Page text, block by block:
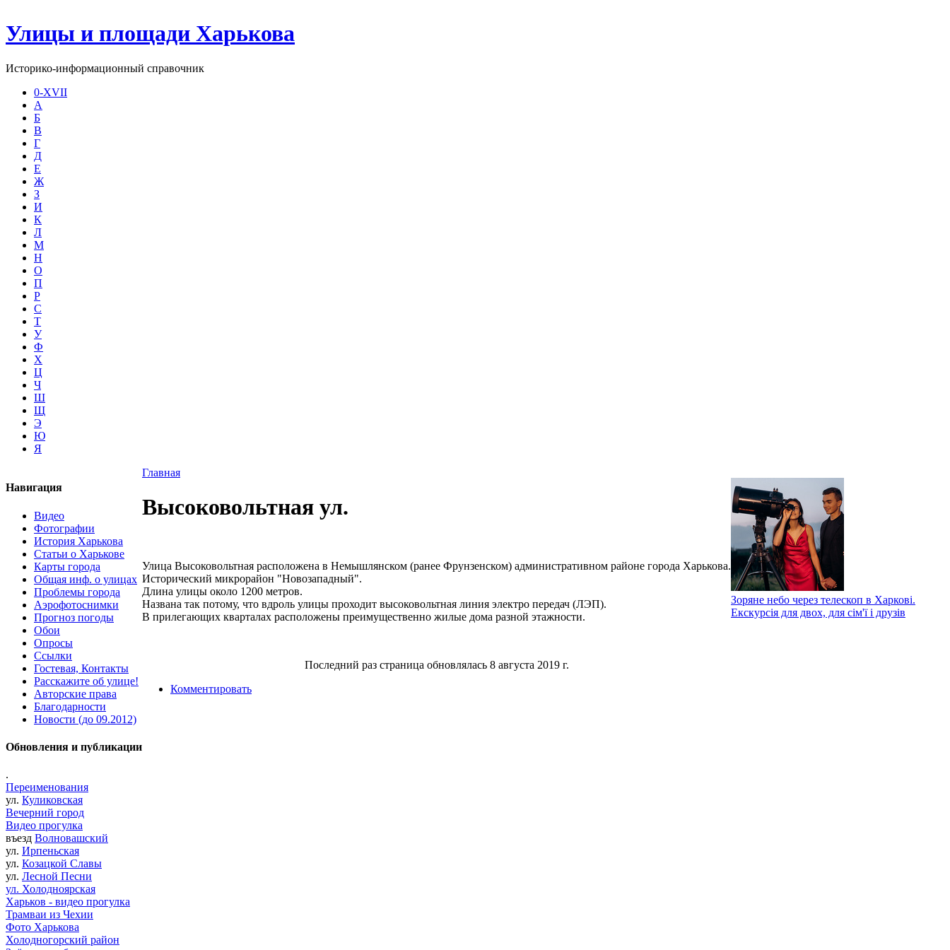
Улицы и площади Харькова
Историко-информационный справочник
0-XVII
А
Б
В
Г
Д
Е
Ж
З
И
К
Л
М
Н
О
П
Р
С
Т
У
Ф
Х
Ц
Ч
Ш
Щ
Э
Ю
Я
Навигация
Видео
Фотографии
История Харькова
Статьи о Харькове
Карты города
Общая инф. о улицах
Проблемы города
Аэрофотоснимки
Прогноз погоды
Обои
Опросы
Ссылки
Гостевая, Контакты
Расскажите об улице!
Авторские права
Благодарности
Новости (до 09.2012)
Обновления и публикации
.
Переименования
ул. Куликовская
Вечерний город
Видео прогулка
въезд Волновашский
ул. Ирпеньская
ул. Козацкой Славы
ул. Лесной Песни
ул. Холодноярская
Харьков - видео прогулка
Трамваи из Чехии
Фото Харькова
Холодногорский район
Главная
Высоковольтная ул.
Улица Высоковольтная расположена в Немышлянском (ранее Фрунзенском) административном районе города Харькова.
Исторический микрорайон "Новозападный".
Длина улицы около 1200 метров.
Названа так потому, что вдроль улицы проходит высоковольтная линия электро передач (ЛЭП).
В прилегающих кварталах расположены преимущественно жилые дома разной этажности.
Последний раз страница обновлялась 8 августа 2019 г.
Комментировать
Зоряне небо через телескоп в Харкові.
Екскурсія для двох, для сім'ї і друзів